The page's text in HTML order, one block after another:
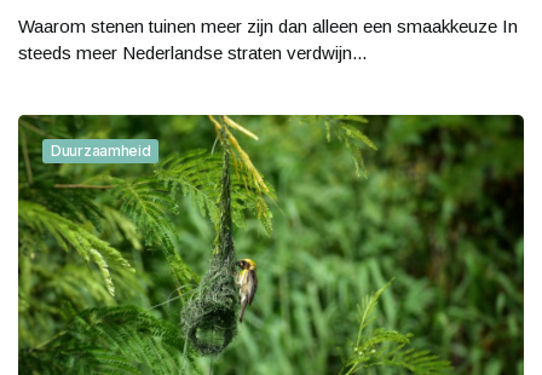
Waarom stenen tuinen meer zijn dan alleen een smaakkeuze In
steeds meer Nederlandse straten verdwijn...
Duurzaamheid